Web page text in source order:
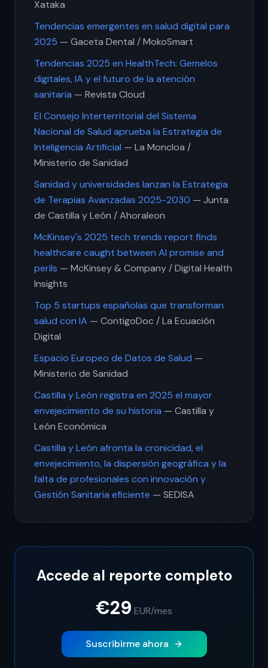
Xataka
Tendencias emergentes en salud digital para
2025 — Gaceta Dental / MokoSmart
Tendencias 2025 en HealthTech: Gemelos
digitales, IA y el futuro de la atención
sanitaria — Revista Cloud
El Consejo Interterritorial del Sistema
Nacional de Salud aprueba la Estrategia de
Inteligencia Artificial — La Moncloa /
Ministerio de Sanidad
Sanidad y universidades lanzan la Estrategia
de Terapias Avanzadas 2025-2030 — Junta
de Castilla y León / Ahoraleon
McKinsey's 2025 tech trends report finds
healthcare caught between AI promise and
perils — McKinsey & Company / Digital Health
Insights
Top 5 startups españolas que transforman
salud con IA — ContigoDoc / La Ecuación
Digital
Espacio Europeo de Datos de Salud —
Ministerio de Sanidad
Castilla y León registra en 2025 el mayor
envejecimiento de su historia — Castilla y
León Económica
Castilla y León afronta la cronicidad, el
envejecimiento, la dispersión geográfica y la
falta de profesionales con innovación y
Gestión Sanitaria eficiente — SEDISA
Accede al reporte completo
€29 EUR/mes
Suscribirme ahora